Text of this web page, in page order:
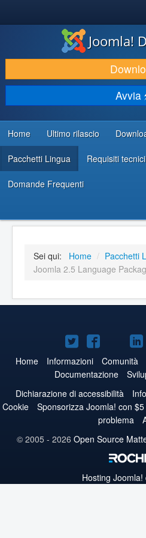
SCARICA & ESTENDI
SCOPRI & IMPARA
COMUNITÀ & SUPPORTO
RISORSE PER SVILUPPATORI
Joomla!
Avvia
Home Ultimo rilascio
Pacchetti Lingua Requisiti tecnici
Domande Frequenti
Sei qui: Home / Pacchetti
Joomla 2.5 Language
Joomla!
su
Twitter
Joomla!
su su
Home Informazioni Comunità
Documentazione
Dichiarazione di accessibilità
Cookie
Sponsorizza Joomla! con $5
problema
© 2005 - 2026 Open Source
Hosting Joomla!